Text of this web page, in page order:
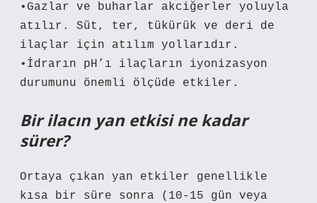
•Gazlar ve buharlar akciğerler yoluyla
atılır. Süt, ter, tükürük ve deri de
ilaçlar için atılım yollarıdır.
•İdrarın pH’ı ilaçların iyonizasyon
durumunu önemli ölçüde etkiler.
Bir ilacın yan etkisi ne kadar
sürer?
Ortaya çıkan yan etkiler genellikle
kısa bir süre sonra (10-15 gün veya